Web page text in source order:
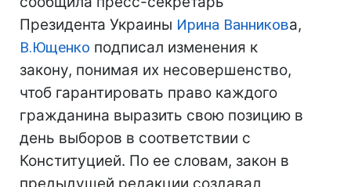
Президента Украины Ирина Ванникова,
В.Ющенко подписал изменения к
закону, понимая их несовершенство,
чтоб гарантировать право каждого
гражданина выразить свою позицию в
день выборов в соответствии с
Конституцией. По ее словам, закон в